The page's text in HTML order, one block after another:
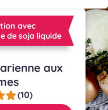
RECETTE
avec
de soja liquide
aux
(10)